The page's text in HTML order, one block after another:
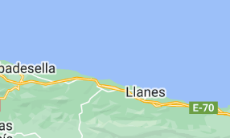
vistas espectaculares.
espectaculares.